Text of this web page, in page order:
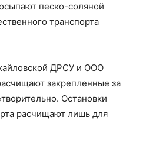
песко-соляной
транспорта
ДРСУ и ООО
закрепленные за
Остановки
расчищают лишь для